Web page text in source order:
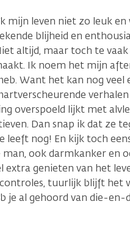
mijn leven niet zo leuk
blijheid en
altijd, maar toch te
Ik noem het mijn
Want het kan nog veel
overspoeld lijkt met
Dan snap ik dat ze
leeft nog! En kijk toch
ook darmkanker en
extra genieten van het
tuurlijk blijft het
je al gehoord van die-